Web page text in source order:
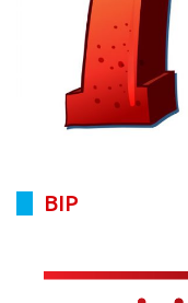
BIP